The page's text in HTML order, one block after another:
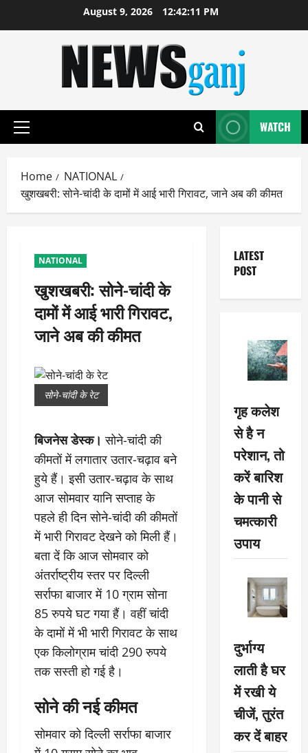
August 9, 2026 12:42:11 PM
Primary
WATCH
Home
NATIONAL
खुशखबरी: सोने-चांदी के दामों में आई भारी गिरावट, जाने अब की कीमत
NATIONAL
खुशखबरी: सोने-चांदी के
दामों में आई भारी गिरावट,
जाने अब की कीमत
सोने-चांदी के रेट
बिजनेस डेस्क। सोने-चांदी की
कीमतों में लगातार उतार-चढ़ाव बने
हुये हैं। इसी उतार-चढ़ाव के साथ
आज सोमवार यानि सप्ताह के
पहले ही दिन सोने-चांदी की कीमतों
में भारी गिरावट देखने को मिली हैं।
बता दें कि आज सोमवार को
अंतर्राष्ट्रीय स्तर पर दिल्ली
सर्राफा बाजार में 10 ग्राम सोना
85 रुपये घट गया हैं। वहीं चांदी
के दामों में भी भारी गिरावट के साथ
एक किलोग्राम चांदी 290 रुपये
तक सस्ती हो गई है।
सोने की नई कीमत
सोमवार को दिल्ली सर्राफा बाजार
LATEST
POST
गृह कलेश
से है न
परेशान, तो
करें बारिश
के पानी से
चमत्कारी
उपाय
दुर्भाग्य
लाती है घर
में रखी ये
चीजें, तुरंत
कर दें बाहर